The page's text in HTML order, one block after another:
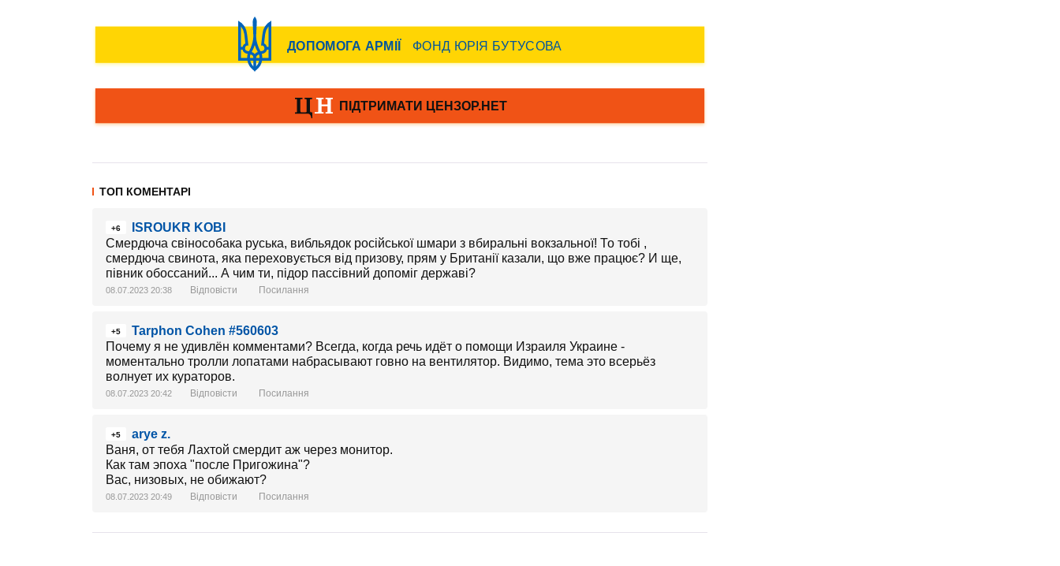
ТОП КОМЕНТАРІ
+6
ISROUKR KOBI
Смердюча свінособака руська, вибльядок російської шмари з вбиральні вокзальної! То тобі ,
смердюча свинота, яка переховується від призову, прям у Британії казали, що вже працює? И ще,
півник обоссаний... А чим ти, підор пассівний допоміг державі?
08.07.2023 20:38 Відповісти Посилання
+5
Tarphon Cohen #560603
Почему я не удивлён комментами? Всегда, когда речь идёт о помощи Израиля Украине -
моментально тролли лопатами набрасывают говно на вентилятор. Видимо, тема это всерьёз
волнует их кураторов.
08.07.2023 20:42 Відповісти Посилання
+5
arye z.
Ваня, от тебя Лахтой смердит аж через монитор.
Как там эпоха "после Пригожина"?
Вас, низовых, не обижают?
08.07.2023 20:49 Відповісти Посилання